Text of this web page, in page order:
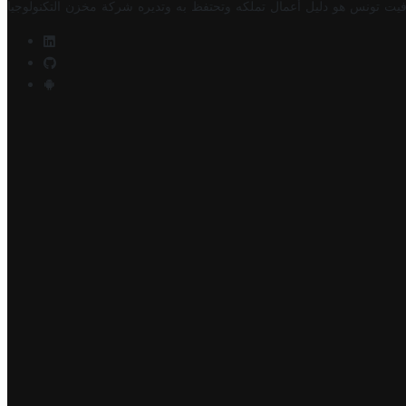
تونس هو دليل أعمال تملكه وتحتفظ به وتديره شركة مخزن التكنولوجيا